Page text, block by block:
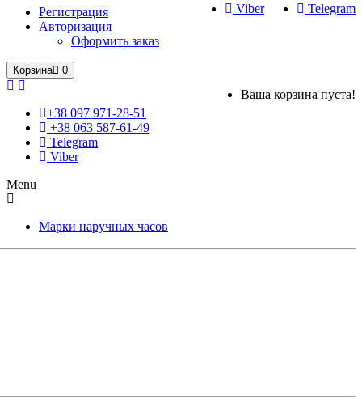
Telegram
Viber
Регистрация
Авторизация
Оформить заказ
Корзина 0
Ваша корзина пуста!
+38 097 971-28-51
+38 063 587-61-49
Telegram
Viber
Menu
Марки наручных часов